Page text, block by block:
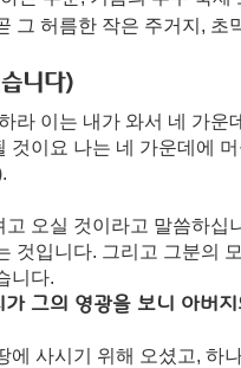
그 허름한 작은 주거지, 초
니다)
라 이는 내가 와서 네 가운
것이요 나는 네 가운데에
오실 것이라고 말씀하십
것입니다. 그리고 그분의
니다.
그의 영광을 보니 아버
사시기 위해 오셨고, 하